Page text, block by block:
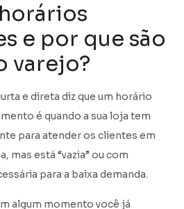
e por que são
varejo?
e direta diz que um horário
é quando a sua loja tem
para atender os clientes em
mas está “vazia” ou com
para a baixa demanda.
algum momento você já